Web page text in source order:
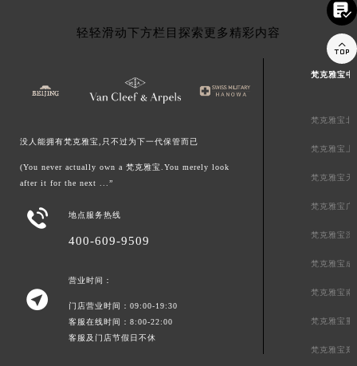
轻轻滑动下方栏目探索更多精彩内容
没人能拥有梵克雅宝,只不过为下一代保管而已
(You never actually own a 梵克雅宝.You merely look
after it for the next ...”
 地点服务热线
400-609-9509

营业时间：
门店营业时间：09:00-19:30
客服在线时间：8:00-22:00
客服及门店节假日不休
梵克雅宝中
梵克雅宝北
梵克雅宝上
梵克雅宝天
梵克雅宝广
梵克雅宝深
梵克雅宝成
梵克雅宝南
梵克雅宝重
梵克雅宝郑

